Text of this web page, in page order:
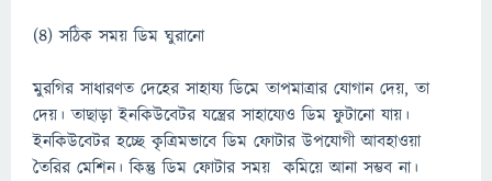
(৪) সঠিক সময় ডিম ঘুরানো
মুরগির সাধারণত দেহের সাহায্য ডিমে তাপমাত্রার যোগান দেয়, তা
দেয়। তাছাড়া ইনকিউবেটর যন্ত্রের সাহায্যেও ডিম ফুটানো যায়।
ইনকিউবেটর হচ্ছে কৃত্রিমভাবে ডিম ফোটার উপযোগী আবহাওয়া
তৈরির মেশিন। কিন্তু ডিম ফোটার সময় কমিয়ে আনা সম্ভব না।